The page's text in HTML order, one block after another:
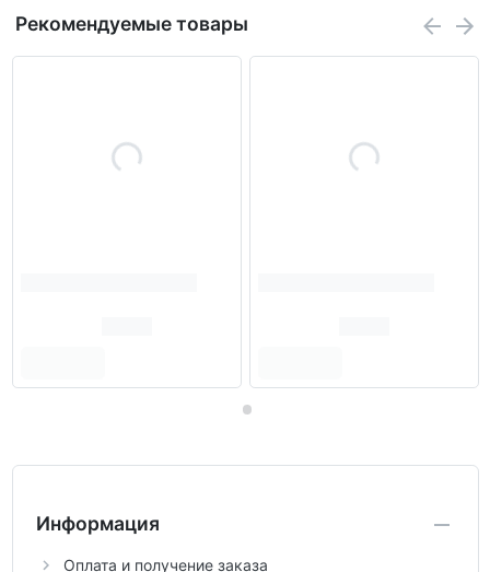
Рекомендуемые товары
Информация
Оплата и получение заказа